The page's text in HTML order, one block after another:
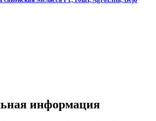
информация